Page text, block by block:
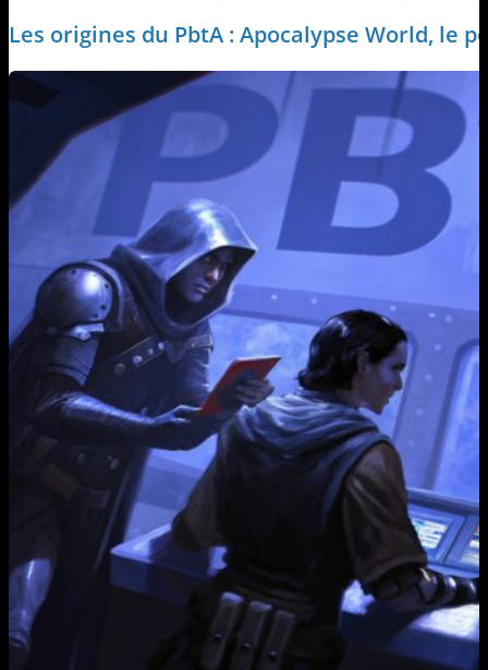
Les origines du PbtA : Apocalypse World, le